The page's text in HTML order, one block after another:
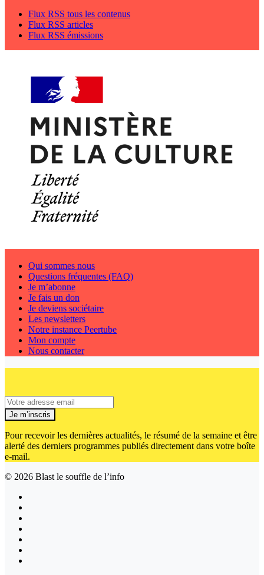
Flux RSS tous les contenus
Flux RSS articles
Flux RSS émissions
Qui sommes nous
Questions fréquentes (FAQ)
Je m’abonne
Je fais un don
Je deviens sociétaire
Les newsletters
Notre instance Peertube
Mon compte
Nous contacter
Je m’inscris
Pour recevoir les dernières actualités, le résumé de la semaine et être
alerté des derniers programmes publiés directement dans votre boîte
e-mail.
© 2026 Blast le souffle de l’info